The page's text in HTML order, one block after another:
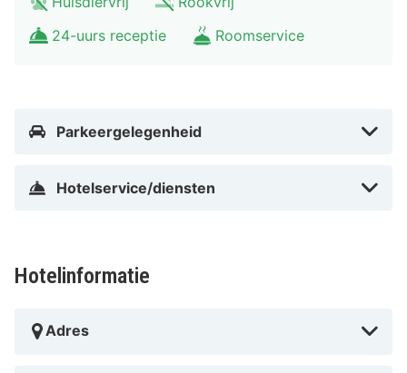
24-uurs receptie
Roomservice
Parkeergelegenheid
Hotelservice/diensten
Hotelinformatie
Adres